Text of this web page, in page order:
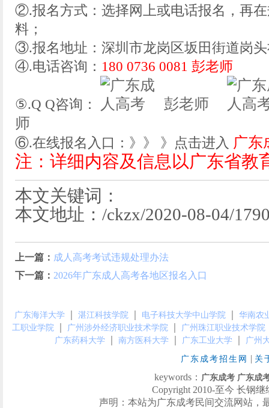
②.报名方式：选择网上或电话报名，再
料；
③.报名地址：深圳市龙岗区坂田街道岗
④.电话咨询： 180 0736 0081 彭老师
⑤.Q Q咨询：
彭老师
师
⑥.在线报名入口：》》 》点击进入 广东
注：详细内容及信息以广东省教
本文关键词：
本文地址：/ckzx/2020-08-04/
上一篇： 成人高考考试违规处理办法
下一篇： 2026年广东成人高考各地区报名入口
广东海洋大学 湛江科技学院 电子科技大学中山学院
华南农
工职业学院
广州涉外经济职业技术学院 广州珠江职业技术学院
广东药科大学 南方医科大学 广东工业大学 广州
广东成考招生网 | 关
keywords： 广东成考 广东成
Copyright 2010-至今 长钢
声明：本站为广东成考民间交流网站，